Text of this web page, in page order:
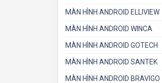
MÀN HÌNH ANDROID ELLIVIEW
MÀN HÌNH ANDROID WINCA
MÀN HÌNH ANDROID GOTECH
MÀN HÌNH ANDROID SANTEK
MÀN HÌNH ANDROID BRAVIGO